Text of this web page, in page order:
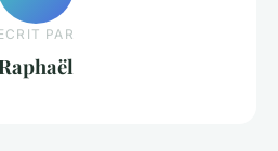
PAR